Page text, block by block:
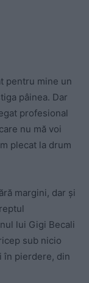
pentru mine un
pâinea. Dar
profesional
nu mă voi
plecat la drum
margini, dar și
lui Gigi Becali
sub nicio
în pierdere, din